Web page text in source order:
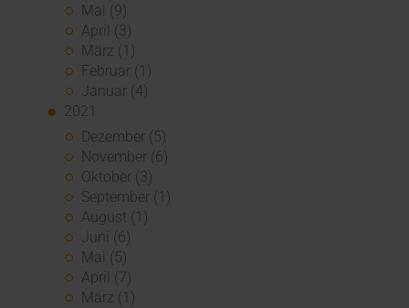
Mai (9)
April (3)
März (1)
Februar (1)
Januar (4)
2021
Dezember (5)
November (6)
Oktober (3)
September (1)
August (1)
Juni (6)
Mai (5)
April (7)
März (1)